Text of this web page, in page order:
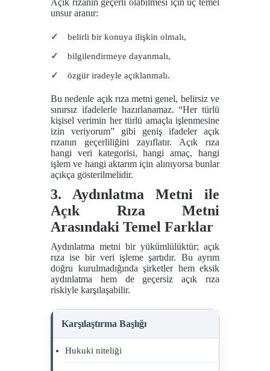
Açık rızanın geçerli olabilmesi için üç temel
unsur aranır:
belirli bir konuya ilişkin olmalı,
bilgilendirmeye dayanmalı,
özgür iradeyle açıklanmalı.
Bu nedenle açık rıza metni genel, belirsiz ve
sınırsız ifadelerle hazırlanamaz. “Her türlü
kişisel verimin her türlü amaçla işlenmesine
izin veriyorum” gibi geniş ifadeler açık
rızanın geçerliliğini zayıflatır. Açık rıza
hangi veri kategorisi, hangi amaç, hangi
işlem ve hangi aktarım için alınıyorsa bunlar
açıkça gösterilmelidir.
3. Aydınlatma Metni ile
Açık Rıza Metni
Arasındaki Temel Farklar
Aydınlatma metni bir yükümlülüktür; açık
rıza ise bir veri işleme şartıdır. Bu ayrım
doğru kurulmadığında şirketler hem eksik
aydınlatma hem de geçersiz açık rıza
riskiyle karşılaşabilir.
Karşılaştırma Başlığı
Hukuki niteliği